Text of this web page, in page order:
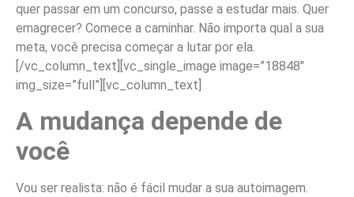
quer passar em um concurso, passe a estudar mais. Quer
emagrecer? Comece a caminhar. Não importa qual a sua
meta, você precisa começar a lutar por ela.
[/vc_column_text][vc_single_image image=”18848″
img_size=”full”][vc_column_text]
A mudança depende de
você
Vou ser realista: não é fácil mudar a sua autoimagem.